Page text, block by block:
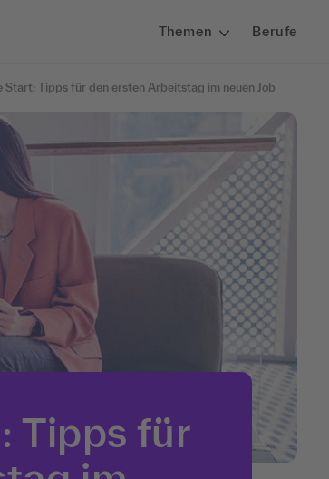
Themen Berufe
Start: Tipps für den ersten Arbeitstag im neuen Job
Tipps für